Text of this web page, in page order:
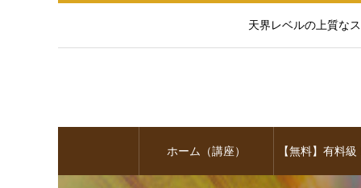
天界レベルの上質な
ホーム（講座） 【無料】有料